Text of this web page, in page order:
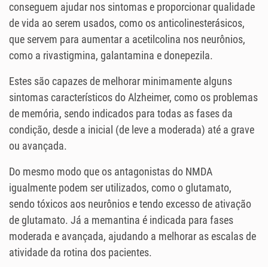
conseguem ajudar nos sintomas e proporcionar qualidade
de vida ao serem usados, como os anticolinesterásicos,
que servem para aumentar a acetilcolina nos neurônios,
como a rivastigmina, galantamina e donepezila.
Estes são capazes de melhorar minimamente alguns
sintomas característicos do Alzheimer, como os problemas
de memória, sendo indicados para todas as fases da
condição, desde a inicial (de leve a moderada) até a grave
ou avançada.
Do mesmo modo que os antagonistas do NMDA
igualmente podem ser utilizados, como o glutamato,
sendo tóxicos aos neurônios e tendo excesso de ativação
de glutamato. Já a memantina é indicada para fases
moderada e avançada, ajudando a melhorar as escalas de
atividade da rotina dos pacientes.